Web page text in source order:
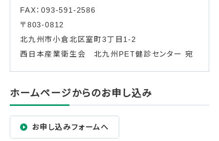
FAX：093-591-2586
〒803-0812
北九州市小倉北区室町3丁目1-2
西日本産業衛生会 北九州PET健診センター 宛
ホームページからのお申し込み
お申し込みフォームへ